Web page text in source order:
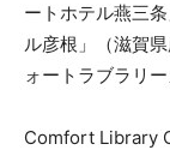
ートホテル燕三
ル彦根」（滋賀
ォートラブラリ
Comfort Library